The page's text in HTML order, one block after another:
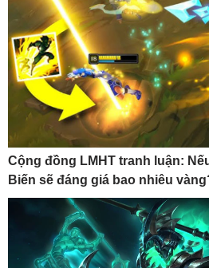
Cộng đồng LMHT tranh luận:
Biến sẽ đáng giá bao nhiêu